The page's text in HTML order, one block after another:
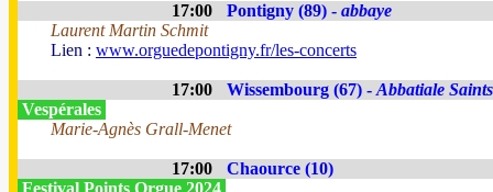
17:00 Pontigny (89) - abbaye
Laurent Martin Schmit
Lien : www.orguedepontigny.fr/les-concerts
17:00 Wissembourg (67) - Abbatiale
Vespérales
Marie-Agnès Grall-Menet
17:00
Chaource (10)
Festival Points Orgue 2024